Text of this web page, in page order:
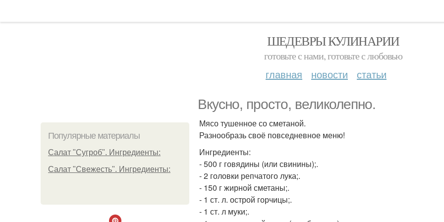
ШЕДЕВРЫ КУЛИНАРИИ
готовьте с нами, готовьте с любовью
главная новости статьи
Вкусно, просто, великолепно.
Популярные материалы
Салат "Сугроб". Ингредиенты:
Салат "Свежесть". Ингредиенты:
Мясо тушенное со сметаной.
Разнообразь своё повседневное меню!
Ингредиенты:
- 500 г говядины (или свинины);.
- 2 головки репчатого лука;.
- 150 г жирной сметаны;.
- 1 ст. л. острой горчицы;.
- 1 ст. л муки;.